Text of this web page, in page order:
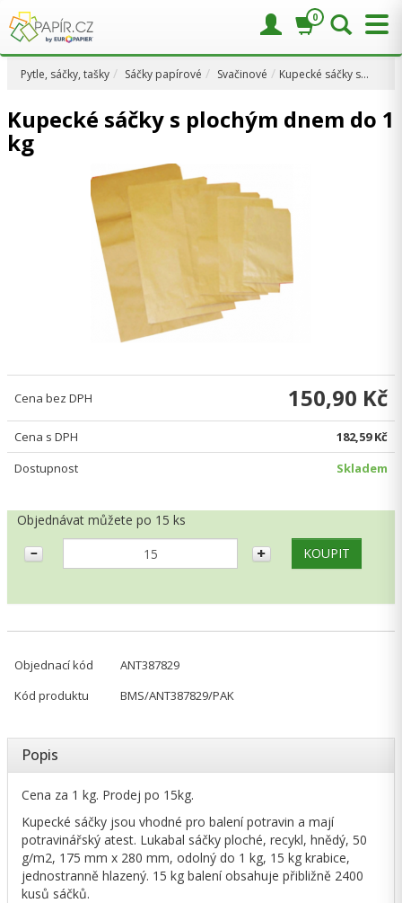
Pytle, sáčky, tašky Sáčky papírové Svačinové Kupecké sáčky s…
Kupecké sáčky s plochým dnem do 1
kg
Cena bez DPH 150,90 Kč
Cena s DPH
182,59 Kč
Dostupnost
Skladem
Objednávat můžete po 15 ks
Objednací kód
ANT387829
Kód produktu
BMS/ANT387829/PAK
Popis
Cena za 1 kg. Prodej po 15kg.
Kupecké sáčky jsou vhodné pro balení potravin a mají
potravinářský atest. Lukabal sáčky ploché, recykl, hnědý, 50
g/m2, 175 mm x 280 mm, odolný do 1 kg, 15 kg krabice,
jednostranně hlazený. 15 kg balení obsahuje přibližně 2400
kusů sáčků.
0